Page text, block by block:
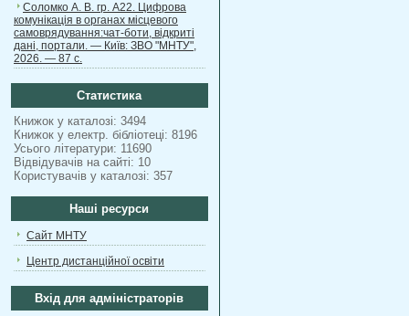
Соломко А. В. гр. А22. Цифрова
комунікація в органах місцевого
самоврядування:чат-боти, відкриті
дані, портали. — Київ: ЗВО "МНТУ",
2026. — 87 с.
Статистика
Книжок у каталозі: 3494
Книжок у електр. бібліотеці: 8196
Усього літератури: 11690
Відвідувачів на сайті: 10
Користувачів у каталозі: 357
Наші ресурси
Сайт МНТУ
Центр дистанційної освіти
Вхід для адміністраторів